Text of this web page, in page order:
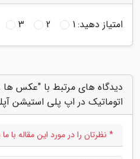
امتیاز دهید:1
2
3
اتوماتیک در اپ پلی استیشن
* نظرتان را در مورد این مقاله با